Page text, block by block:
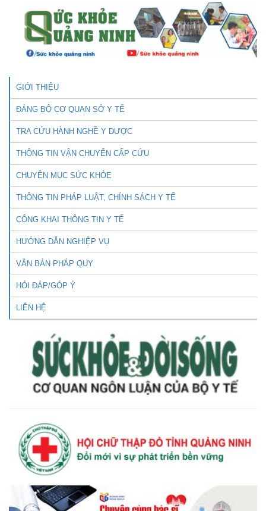
GIỚI THIỆU
ĐẢNG BỘ CƠ QUAN SỞ Y TẾ
TRA CỨU HÀNH NGHỀ Y DƯỢC
THÔNG TIN VẬN CHUYỂN CẤP CỨU
CHUYÊN MỤC SỨC KHỎE
THÔNG TIN PHÁP LUẬT, CHÍNH SÁCH Y TẾ
CÔNG KHAI THÔNG TIN Y TẾ
HƯỚNG DẪN NGHIỆP VỤ
VĂN BẢN PHÁP QUY
HỎI ĐÁP/GÓP Ý
LIÊN HỆ